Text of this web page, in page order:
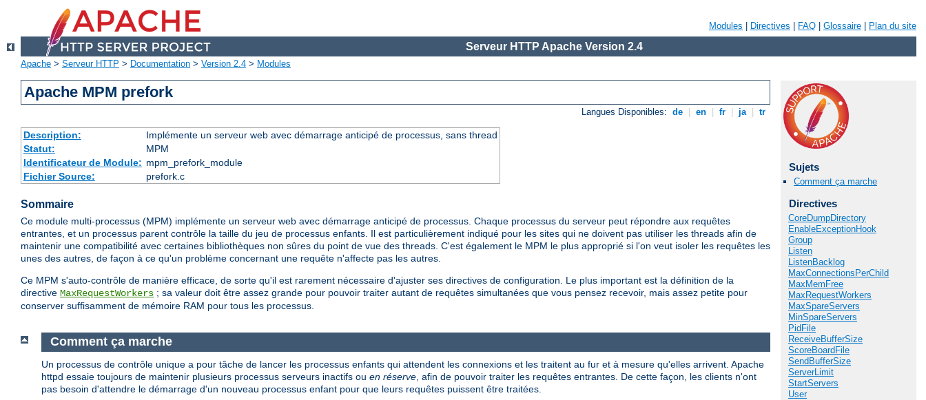
Modules Directives FAQ Glossaire Plan du site
Serveur HTTP Apache Version 2.4
Apache > Serveur HTTP > Documentation > Version 2.4 > Modules
Apache MPM prefork
Langues Disponibles: de en fr ja tr
Description:
Implémente un serveur web avec démarrage anticipé de processus, sans thread
Statut:
MPM
Identificateur de Module: mpm_prefork_module
Fichier Source:
prefork.c
Sommaire
Ce module multi-processus (MPM) implémente un serveur web avec démarrage anticipé de processus. Chaque processus du serveur peut répondre aux requêtes
entrantes, et un processus parent contrôle la taille du jeu de processus enfants. Il est particulièrement indiqué pour les sites qui ne doivent pas utiliser les threads afin de
maintenir une compatibilité avec certaines bibliothèques non sûres du point de vue des threads. C'est également le MPM le plus approprié si l'on veut isoler les requêtes les
unes des autres, de façon à ce qu'un problème concernant une requête n'affecte pas les autres.
Ce MPM s'auto-contrôle de manière efficace, de sorte qu'il est rarement nécessaire d'ajuster ses directives de configuration. Le plus important est la définition de la
directive MaxRequestWorkers ; sa valeur doit être assez grande pour pouvoir traiter autant de requêtes simultanées que vous pensez recevoir, mais assez petite pour
conserver suffisamment de mémoire RAM pour tous les processus.
Sujets
Comment ça marche
Directives
CoreDumpDirectory
EnableExceptionHook
Group
Listen
ListenBacklog
MaxConnectionsPerChild
MaxMemFree
MaxRequestWorkers
MaxSpareServers
MinSpareServers
PidFile
ReceiveBufferSize
ScoreBoardFile
SendBufferSize
ServerLimit
StartServers
User
Comment ça marche
Un processus de contrôle unique a pour tâche de lancer les processus enfants qui attendent les connexions et les traitent au fur et à mesure qu'elles arrivent. Apache
httpd essaie toujours de maintenir plusieurs processus serveurs inactifs ou en réserve , afin de pouvoir traiter les requêtes entrantes. De cette façon, les clients n'ont
pas besoin d'attendre le démarrage d'un nouveau processus enfant pour que leurs requêtes puissent être traitées.